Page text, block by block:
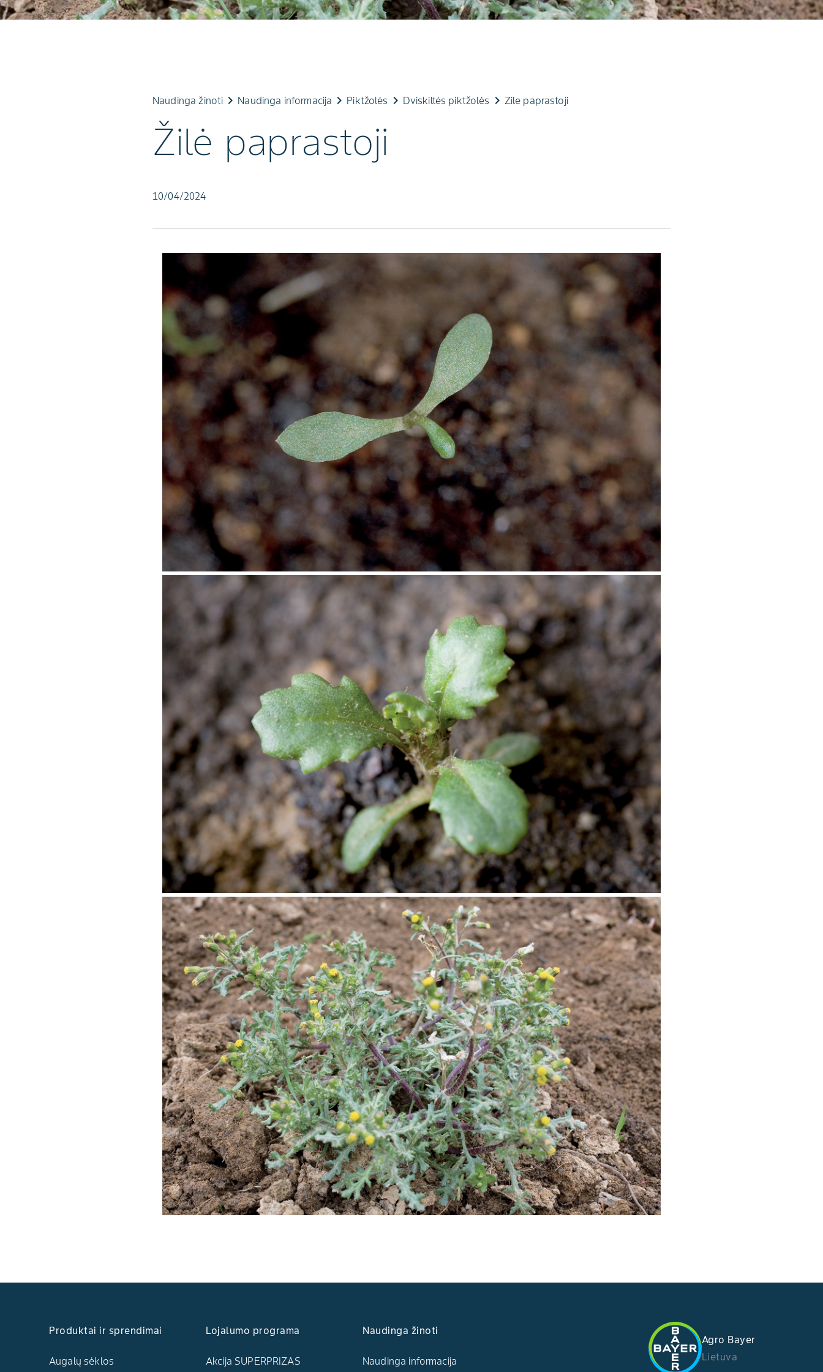
Naudinga žinoti keyboard_arrow_right Naudinga informacija keyboard_arrow_right Piktžolės keyboard_arrow_right Dviskiltės piktžolės keyboard_arrow_right Zile paprastoji
Žilė paprastoji
10/04/2024
Produktai ir sprendimai
Augalų sėklos
Lojalumo programa
Akcija SUPERPRIZAS
Naudinga žinoti
Naudinga informacija
Agro Bayer
Lietuva